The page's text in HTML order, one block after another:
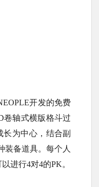
开发的免费
卷轴式横版格斗过
为中心，结合副
装备道具。每个人
进行4对4的PK。